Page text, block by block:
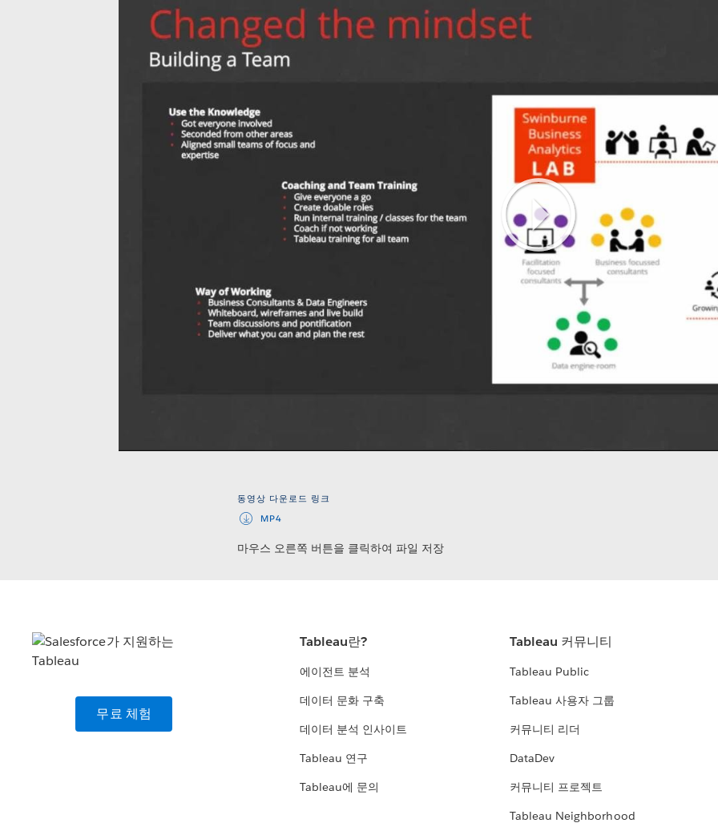
Play
Video
동영상 다운로드 링크
MP4
마우스 오른쪽 버튼을 클릭하여 파일 저장
무료 체험
Tableau란?
에이전트 분석
데이터 문화 구축
데이터 분석 인사이트
Tableau 연구
Tableau에 문의
Tableau 커뮤니티
Tableau Public
Tableau 사용자 그룹
커뮤니티 리더
DataDev
커뮤니티 프로젝트
Tableau Neighborhood